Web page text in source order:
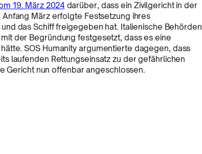
19. März 2024darüber, dass ein Zivilgericht in der
März erfolgte Festsetzung ihres
das Schiff freigegeben hat. Italienische Behörden
der Begründung festgesetzt, dass es eine
SOS Humanity argumentierte dagegen, dass
laufenden Rettungseinsatz zu der gefährlichen
Gericht nun offenbar angeschlossen.